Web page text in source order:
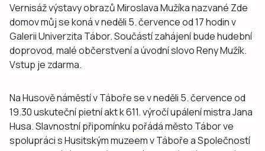
Vernisáž výstavy obrazů Miroslava Mužíka nazvané Zde
domov můj se koná v neděli 5. července od 17 hodin v
Galerii Univerzita Tábor. Součástí zahájení bude hudební
doprovod, malé občerstvení a úvodní slovo Reny Mužík.
Vstup je zdarma.
Na Husově náměstí v Táboře se v neděli 5. července od
19.30 uskuteční pietní akt k 611. výročí upálení mistra Jana
Husa. Slavnostní připomínku pořádá město Tábor ve
spolupráci s Husitským muzeem v Táboře a Společností